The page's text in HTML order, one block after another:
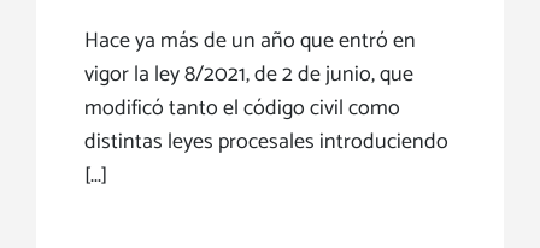
Hace ya más de un año que entró en
vigor la ley 8/2021, de 2 de junio, que
modificó tanto el código civil como
distintas leyes procesales introduciendo
[...]